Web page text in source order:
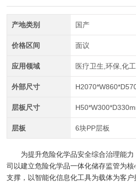
产地类别 国产
价格区间 面议
应用领域 医疗卫生,环保,化
外部尺寸
层板尺寸
层板 6块PP层板
为提升危险化学品安全综合治理能
司以建立危险化学品一体化储存监管为
支撑，以智能化信息化工具为载体为客